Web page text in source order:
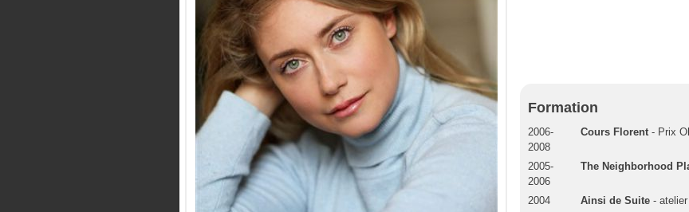
Formation
2006-
2008
Cours Florent- Prix
2005-
2006
The Neighborhood
2004 Ainsi de Suite -